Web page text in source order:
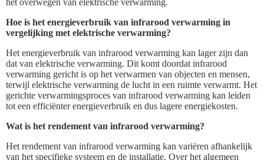
het overwegen van elektrische verwarming.
Hoe is het energieverbruik van infrarood verwarming in
vergelijking met elektrische verwarming?
Het energieverbruik van infrarood verwarming kan lager zijn dan
dat van elektrische verwarming. Dit komt doordat infrarood
verwarming gericht is op het verwarmen van objecten en mensen,
terwijl elektrische verwarming de lucht in een ruimte verwarmt. Het
gerichte verwarmingsproces van infrarood verwarming kan leiden
tot een efficiënter energieverbruik en dus lagere energiekosten.
Wat is het rendement van infrarood verwarming?
Het rendement van infrarood verwarming kan variëren afhankelijk
van het specifieke systeem en de installatie. Over het algemeen